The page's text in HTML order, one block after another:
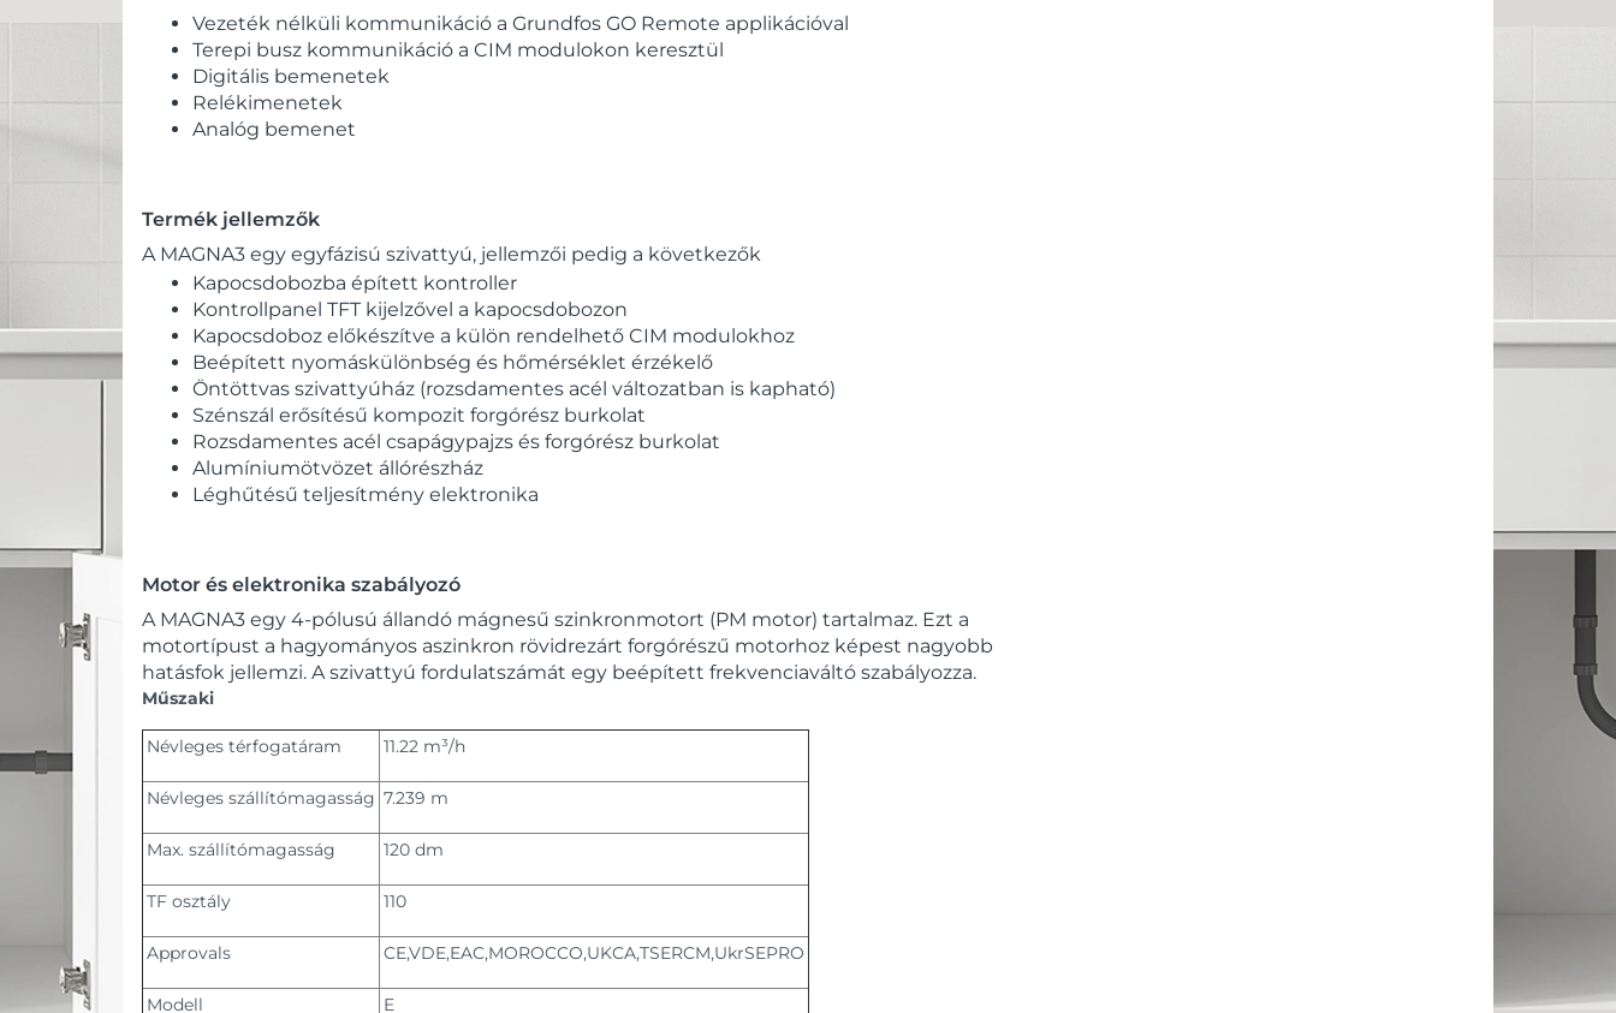
Vezeték nélküli kommunikáció a Grundfos GO Remote applikációval
Terepi busz kommunikáció a CIM modulokon keresztül
Digitális bemenetek
Relékimenetek
Analóg bemenet
Termék jellemzők
A MAGNA3 egy egyfázisú szivattyú, jellemzői pedig a következők
Kapocsdobozba épített kontroller
Kontrollpanel TFT kijelzővel a kapocsdobozon
Kapocsdoboz előkészítve a külön rendelhető CIM modulokhoz
Beépített nyomáskülönbség és hőmérséklet érzékelő
Öntöttvas szivattyúház (rozsdamentes acél változatban is kapható)
Szénszál erősítésű kompozit forgórész burkolat
Rozsdamentes acél csapágypajzs és forgórész burkolat
Alumíniumötvözet állórészház
Léghűtésű teljesítmény elektronika
Motor és elektronika szabályozó
A MAGNA3 egy 4-pólusú állandó mágnesű szinkronmotort (PM motor) tartalmaz. Ezt a
motortípust a hagyományos aszinkron rövidrezárt forgórészű motorhoz képest nagyobb
hatásfok jellemzi. A szivattyú fordulatszámát egy beépített frekvenciaváltó szabályozza.
Műszaki
Névleges térfogatáram 11.22 m³/h
Névleges szállítómagasság 7.239 m
Max. szállítómagasság 120 dm
TF osztály 110
Approvals CE,VDE,EAC,MOROCCO,UKCA,TSERCM,UkrSEPRO
Modell E